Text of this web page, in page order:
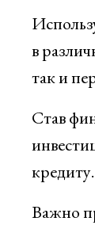
в
так и
Став
кредиту.
Важно